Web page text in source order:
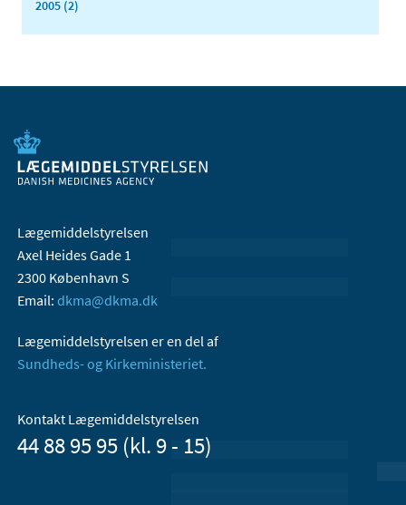
2005 (2)
Lægemiddelstyrelsen
Axel Heides Gade 1
2300 København S
Email: dkma@dkma.dk
Lægemiddelstyrelsen er en del af
Sundheds- og Kirkeministeriet.
Kontakt Lægemiddelstyrelsen
44 88 95 95 (kl. 9 - 15)